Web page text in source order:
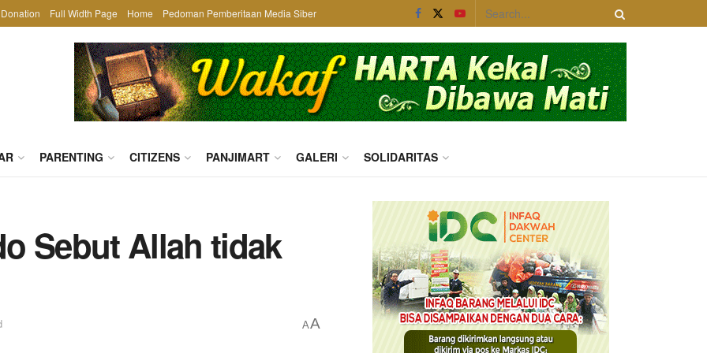
Donation Full Width Page Home Pedoman Pemberitaan Media Siber
PARENTING CITIZENS PANJIMART GALERI SOLIDARITAS
Sebut Allah tidak
AA